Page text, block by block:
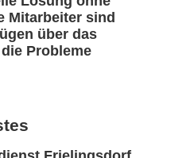
Mitarbeiter sind
über das
Probleme